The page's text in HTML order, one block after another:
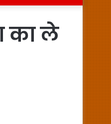
का ले